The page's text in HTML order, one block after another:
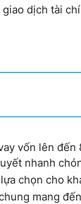
dịch tài
vốn lên
nhanh
chọn cho
mang